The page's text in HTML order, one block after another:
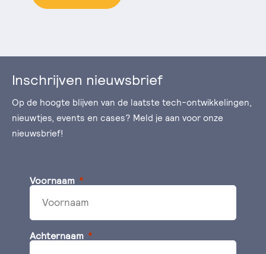
Inschrijven nieuwsbrief
Op de hoogte blijven van de laatste tech-ontwikkelingen,
nieuwtjes, events en cases? Meld je aan voor onze
nieuwsbrief!
Voornaam
Achternaam